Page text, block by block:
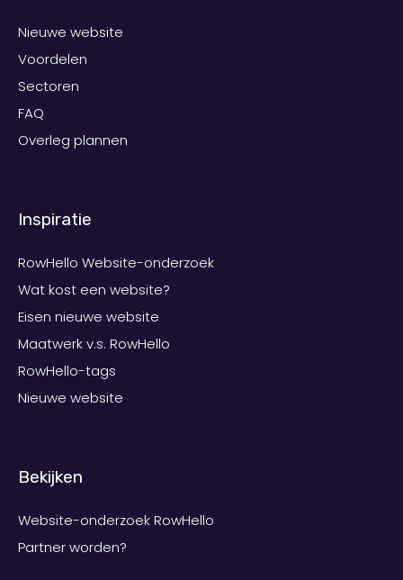
Nieuwe website
Voordelen
Sectoren
FAQ
Overleg plannen
Inspiratie
RowHello Website-onderzoek
Wat kost een website?
Eisen nieuwe website
Maatwerk v.s. RowHello
RowHello-tags
Nieuwe website
Bekijken
Website-onderzoek RowHello
Partner worden?